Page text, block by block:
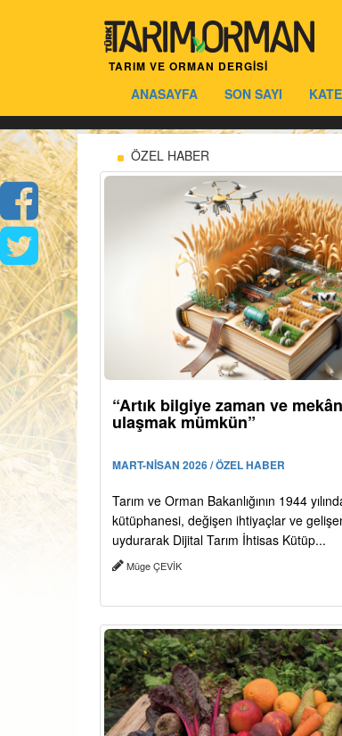
TARIM VE ORMAN DERGİSİ
ANASAYFA SON SAYI
ÖZEL HABER
“Artık bilgiye zaman ve
ulaşmak mümkün”
MART-NİSAN 2026 / ÖZEL HABER
Tarım ve Orman Bakanlığının 1944
kütüphanesi, değişen ihtiyaçlar ve
uydurarak Dijital Tarım İhtisas Kütüp...
Müge ÇEVİK